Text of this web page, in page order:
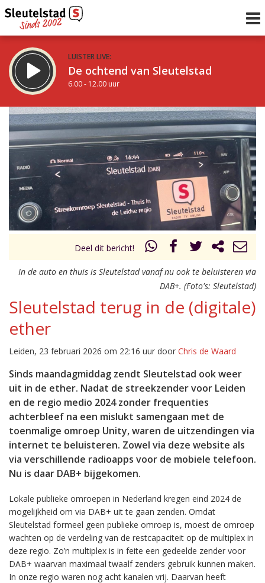
LUISTER LIVE:
De ochtend van Sleutelstad
6.00 - 12.00 uur
STRAKS:
De middag van Sleutelstad
12.00 - 18.00 uur
Vorig uur
uur 1 van 0 Volgend uur
Deel dit bericht!
In de auto en thuis is Sleutelstad vanaf nu ook te beluisteren via
DAB+. (Foto's: Sleutelstad)
Sleutelstad terug in de (digitale)
ether
Leiden, 23 februari 2026 om 22:16 uur door Chris de Waard
Sinds maandagmiddag zendt Sleutelstad ook weer
uit in de ether. Nadat de streekzender voor Leiden
en de regio medio 2024 zonder frequenties
achterbleef na een mislukt samengaan met de
toenmalige omroep Unity, waren de uitzendingen via
internet te beluisteren. Zowel via deze website als
via verschillende radioapps voor de mobiele telefoon.
Nu is daar DAB+ bijgekomen.
Lokale publieke omroepen in Nederland kregen eind 2024 de
mogelijkheid om via DAB+ uit te gaan zenden. Omdat
Sleutelstad formeel geen publieke omroep is, moest de omroep
wachten op de verdeling van de restcapaciteit op de multiplex in
deze regio. Zo’n multiplex is in feite een gedeelde zender voor
DAB+ waarvan maximaal twaalf zenders gebruik kunnen maken.
In onze regio waren nog acht kanalen vrij. Daarvan heeft